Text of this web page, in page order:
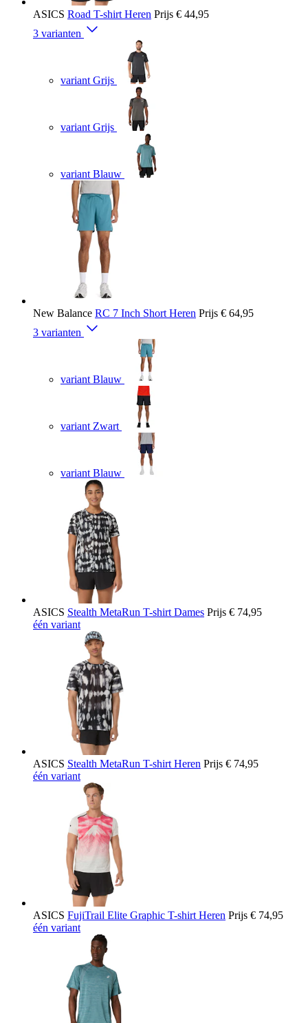
ASICS Road T-shirt Heren Prijs € 44,95
3 varianten
variant Grijs
variant Grijs
variant Blauw
New Balance RC 7 Inch Short Heren Prijs € 64,95
3 varianten
variant Blauw
variant Zwart
variant Blauw
ASICS Stealth MetaRun T-shirt Dames Prijs € 74,95
één variant
ASICS Stealth MetaRun T-shirt Heren Prijs € 74,95
één variant
ASICS FujiTrail Elite Graphic T-shirt Heren Prijs € 74,95
één variant